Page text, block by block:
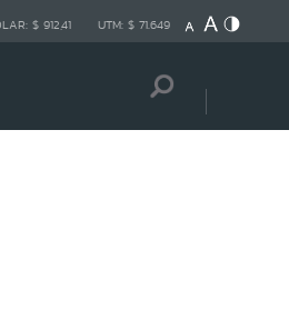
$ 912,41 UTM: $ 71.649